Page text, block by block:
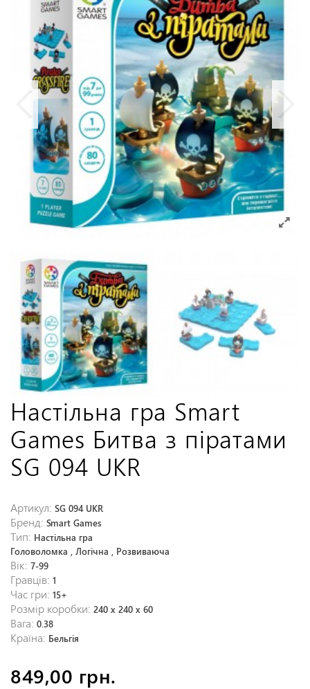
Настільна гра Smart
Games Битва з піратами
SG 094 UKR
Артикул: SG 094 UKR
Бренд: Smart Games
Тип: Настільна гра
Головоломка , Логічна , Розвиваюча
Вік: 7-99
Гравців: 1
Час гри: 15+
Розмір коробки: 240 x 240 x 60
Вага: 0.38
Країна: Бельгія
849,00 грн.